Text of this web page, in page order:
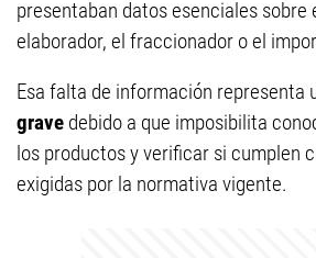
presentaban datos esenciales
elaborador, el fraccionador o el
Esa falta de información representa
grave debido a que imposibilita
los productos y verificar si cumplen
exigidas por la normativa vigente.